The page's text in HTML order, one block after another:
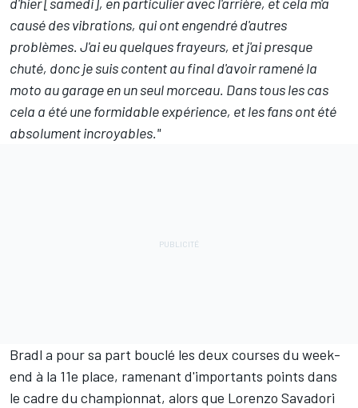
causé des vibrations, qui ont engendré d'autres
problèmes. J'ai eu quelques frayeurs, et j'ai presque
chuté, donc je suis content au final d'avoir ramené la
moto au garage en un seul morceau. Dans tous les cas
cela a été une formidable expérience, et les fans ont été
absolument incroyables."
Bradl a pour sa part bouclé les deux courses du week-
end à la 11e place, ramenant d'importants points dans
le cadre du championnat, alors que Lorenzo Savadori